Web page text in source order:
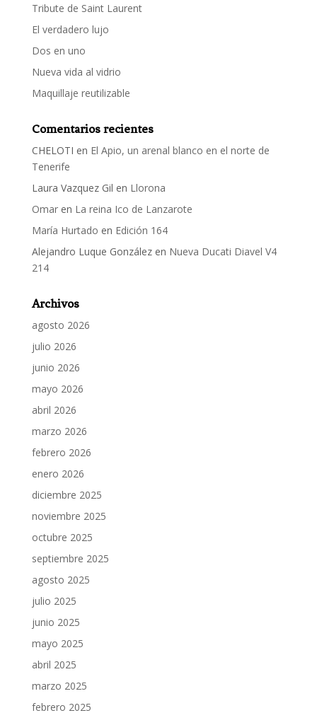
Tribute de Saint Laurent
El verdadero lujo
Dos en uno
Nueva vida al vidrio
Maquillaje reutilizable
Comentarios recientes
CHELOTI en El Apio, un arenal blanco en el norte de
Tenerife
Laura Vazquez Gil en Llorona
Omaren La reina Ico de Lanzarote
María Hurtado en Edición 164
Alejandro Luque Gonzálezen Nueva Ducati Diavel V4
214
Archivos
agosto 2026
julio 2026
junio 2026
mayo 2026
abril 2026
marzo 2026
febrero 2026
enero 2026
diciembre 2025
noviembre 2025
octubre 2025
septiembre 2025
agosto 2025
julio 2025
junio 2025
mayo 2025
abril 2025
marzo 2025
febrero 2025